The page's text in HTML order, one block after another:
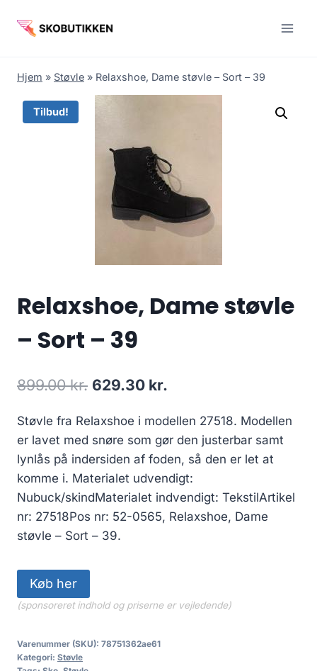
Hjem » Støvle » Relaxshoe, Dame støvle – Sort – 39
Tilbud!
Relaxshoe, Dame støvle
– Sort – 39
899.00kr. Den
pris
var:
899.00 kr..
629.30 kr.
pris
er:
629.30 kr..
Støvle fra Relaxshoe i modellen 27518. Modellen
er lavet med snøre som gør den justerbar samt
lynlås på indersiden af foden, så den er let at
komme i. Materialet udvendigt:
Nubuck/skindMaterialet indvendigt: TekstilArtikel
nr: 27518Pos nr: 52-0565, Relaxshoe, Dame
støvle – Sort – 39.
Køb her
(sponsoreret indhold og priserne er vejledende)
Varenummer (SKU): 78751362ae61
Kategori: Støvle